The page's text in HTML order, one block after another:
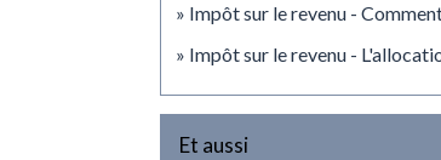
Impôt sur le revenu -
Impôt sur le revenu -
Et aussi